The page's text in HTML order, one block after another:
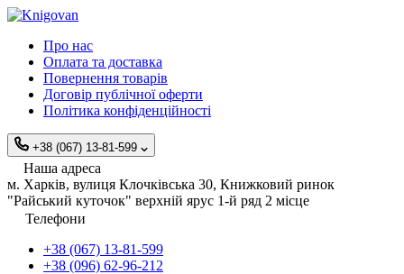
Про нас
Оплата та доставка
Повернення товарів
Договір публічної оферти
Політика конфіденційності
+38 (067) 13-81-599
Наша адреса
м. Харків, вулиця Клочківська 30, Книжковий ринок
"Райський куточок" верхній ярус 1-й ряд 2 місце
Телефони
+38 (067) 13-81-599
+38 (096) 62-96-212